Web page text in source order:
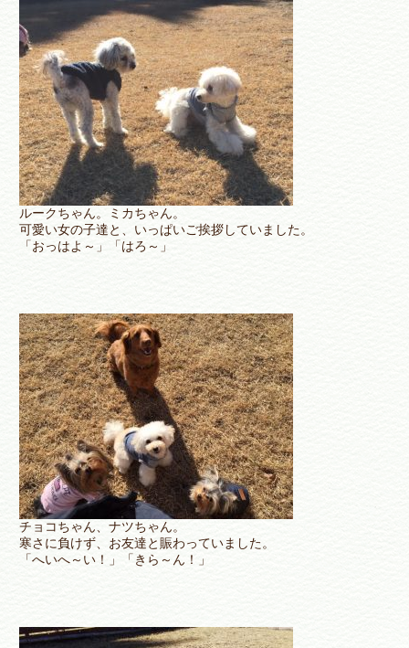
ルークちゃん。ミカちゃん。
可愛い女の子達と、いっぱいご挨拶していました。
「おっはよ～」「はろ～」
チョコちゃん、ナツちゃん。
寒さに負けず、お友達と賑わっていました。
「へいへ～い！」「きら～ん！」